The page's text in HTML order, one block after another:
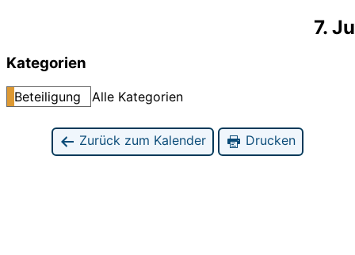
7.
Kategorien
Beteiligung Alle Kategorien
Zurück zum Kalender Drucken